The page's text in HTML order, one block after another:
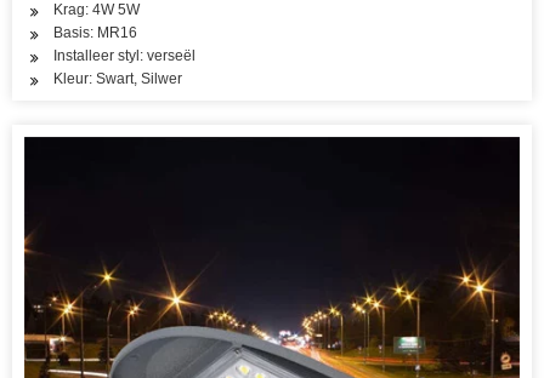
Krag: 4W 5W
Basis: MR16
Installeer styl: verseël
Kleur: Swart, Silwer